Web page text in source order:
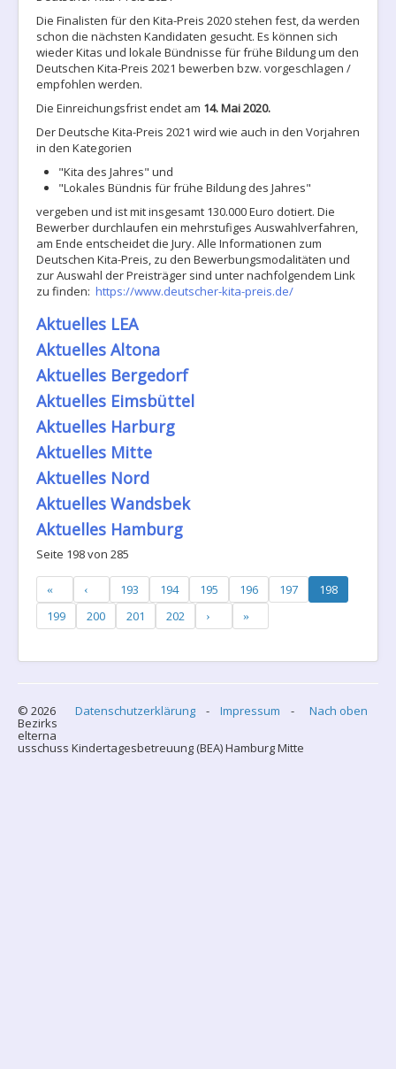
Die Finalisten für den Kita-Preis 2020 stehen fest, da werden
schon die nächsten Kandidaten gesucht. Es können sich
wieder Kitas und lokale Bündnisse für frühe Bildung um den
Deutschen Kita-Preis 2021 bewerben bzw. vorgeschlagen /
empfohlen werden.
Die Einreichungsfrist endet am 14. Mai 2020.
Der Deutsche Kita-Preis 2021 wird wie auch in den Vorjahren
in den Kategorien
"Kita des Jahres" und
"Lokales Bündnis für frühe Bildung des Jahres"
vergeben und ist mit insgesamt 130.000 Euro dotiert. Die
Bewerber durchlaufen ein mehrstufiges Auswahlverfahren,
am Ende entscheidet die Jury. Alle Informationen zum
Deutschen Kita-Preis, zu den Bewerbungsmodalitäten und
zur Auswahl der Preisträger sind unter nachfolgendem Link
zu finden: https://www.deutscher-kita-preis.de/
Aktuelles LEA
Aktuelles Altona
Aktuelles Bergedorf
Aktuelles Eimsbüttel
Aktuelles Harburg
Aktuelles Mitte
Aktuelles Nord
Aktuelles Wandsbek
Aktuelles Hamburg
Seite 198 von 285
193 194 195 196 197
198
199
200 201 202
Nach oben
Datenschutzerklärung - Impressum -
© 2026
Bezirks
elterna
usschuss Kindertagesbetreuung (BEA) Hamburg Mitte